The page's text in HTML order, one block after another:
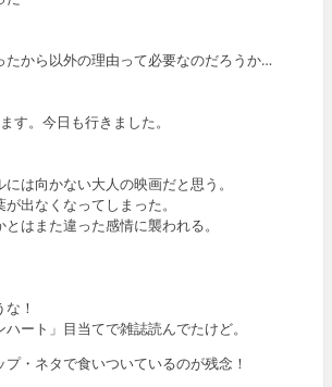
たから以外の理由って必要なのだろうか…
す。今日も行きました。
は向かない大人の映画だと思う。
出なくなってしまった。
はまた違った感情に襲われる。
！
ート」目当てで雑誌読んでたけど。
・ネタで食いついているのが残念！